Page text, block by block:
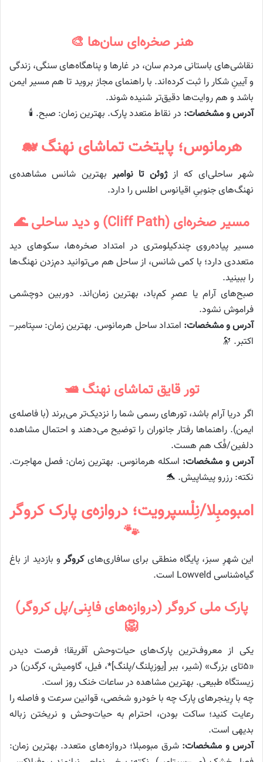
هنر صخره‌ای سان‌ها 🎨
نقاشی‌های باستانی مردم سان، در غارها و پناهگاه‌های سنگی، زندگی
و آیینِ شکار را ثبت کرده‌اند. با راهنمای مجاز بروید تا هم مسیر ایمن
باشد و هم روایت‌ها دقیق‌تر شنیده شوند.
آدرس و مشخصات: در نقاط متعدد پارک. بهترین زمان: صبح. 🕯️
هرمانوس؛ پایتخت تماشای نهنگ 🐋
شهر ساحلی‌ای که ازژوئن تا نوامبر بهترین شانس مشاهده‌ی
نهنگ‌های جنوبیِ اقیانوس اطلس را دارد.
مسیر صخره‌ای (Cliff Path) و دید ساحلی 🌊
مسیر پیاده‌روی چندکیلومتری در امتداد صخره‌ها، سکوهای دید
متعددی دارد؛ با کمی شانس، از ساحل هم می‌توانید دم‌زدن نهنگ‌ها
را ببینید.
صبح‌های آرام یا عصرِ کم‌باد، بهترین زمان‌اند. دوربین دوچشمی
فراموش نشود.
آدرس و مشخصات: امتداد ساحل هرمانوس. بهترین زمان: سپتامبر–
اکتبر. 🔭
تور قایق تماشای نهنگ 🛥️
اگر دریا آرام باشد، تورهای رسمی شما را نزدیک‌تر می‌برند (با فاصله‌ی
ایمن). راهنماها رفتار جانوران را توضیح می‌دهند و احتمال مشاهده
دلفین/فُک هم هست.
آدرس و مشخصات: اسکله هرمانوس. بهترین زمان: فصل مهاجرت.
نکته: رزرو پیشاپیش. 🐬
امبومبِلا/نِلْسپرویت؛ دروازه‌ی پارک کروگر
🐾
این شهرِ سبز، پایگاه منطقی برای سافاری‌هایکروگرو بازدید از باغ
گیاه‌شناسی Lowveld است.
پارک ملی کروگر (دروازه‌های فابِنی/پل کروگر)
🦁
یکی از معروف‌ترین پارک‌های حیات‌وحش آفریقا؛ فرصت دیدن
«۵تای بزرگ» (شیر، ببر [یوزپلنگ/پلنگ]*، فیل، گاومیش، کرگدن) در
زیستگاه طبیعی. بهترین مشاهده در ساعات خنک روز است.
چه با رِینجرهای پارک چه با خودرو شخصی، قوانین سرعت و فاصله را
رعایت کنید؛ ساکت بودن، احترام به حیات‌وحش و نریختن زباله
بدیهی است.
آدرس و مشخصات: شرق مبومبلا؛ دروازه‌های متعدد. بهترین زمان: